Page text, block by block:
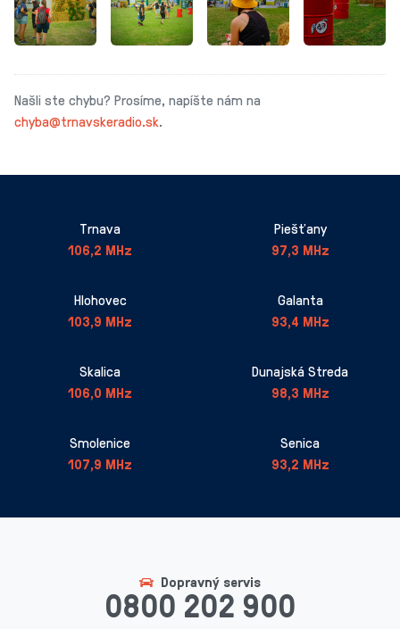
Našli ste chybu? Prosíme, napíšte nám na
chyba@trnavskeradio.sk.
Trnava
106,2 MHz
Piešťany
97,3 MHz
Hlohovec
103,9 MHz
Galanta
93,4 MHz
Skalica
106,0 MHz
Dunajská Streda
98,3 MHz
Smolenice
107,9 MHz
Senica
93,2 MHz
Dopravný servis
0800 202 900